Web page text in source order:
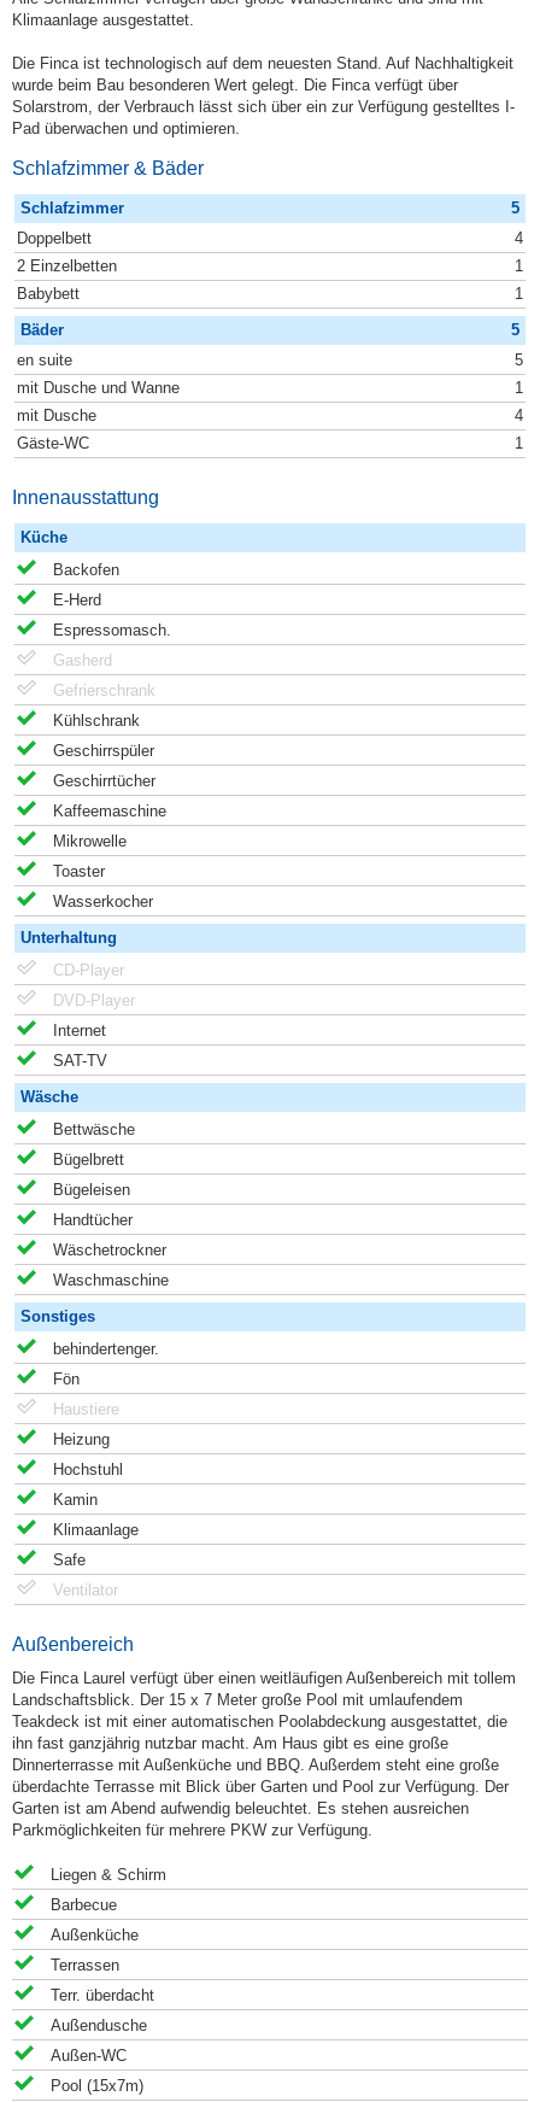
Klimaanlage ausgestattet.
Die Finca ist technologisch auf dem neuesten Stand. Auf Nachhaltigkeit
wurde beim Bau besonderen Wert gelegt. Die Finca verfügt über
Solarstrom, der Verbrauch lässt sich über ein zur Verfügung gestelltes I-
Pad überwachen und optimieren.
Schlafzimmer & Bäder
Schlafzimmer
5
Doppelbett
4
2 Einzelbetten
1
Babybett
1
Bäder
5
en suite
5
mit Dusche und Wanne
1
mit Dusche
4
Gäste-WC
1
Innenausstattung
Küche
Backofen
E-Herd
Espressomasch.
Gasherd
Gefrierschrank
Kühlschrank
Geschirrspüler
Geschirrtücher
Kaffeemaschine
Mikrowelle
Toaster
Wasserkocher
Unterhaltung
CD-Player
DVD-Player
Internet
SAT-TV
Wäsche
Bettwäsche
Bügelbrett
Bügeleisen
Handtücher
Wäschetrockner
Waschmaschine
Sonstiges
behindertenger.
Fön
Haustiere
Heizung
Hochstuhl
Kamin
Klimaanlage
Safe
Ventilator
Außenbereich
Die Finca Laurel verfügt über einen weitläufigen Außenbereich mit tollem
Landschaftsblick. Der 15 x 7 Meter große Pool mit umlaufendem
Teakdeck ist mit einer automatischen Poolabdeckung ausgestattet, die
ihn fast ganzjährig nutzbar macht. Am Haus gibt es eine große
Dinnerterrasse mit Außenküche und BBQ. Außerdem steht eine große
überdachte Terrasse mit Blick über Garten und Pool zur Verfügung. Der
Garten ist am Abend aufwendig beleuchtet. Es stehen ausreichen
Parkmöglichkeiten für mehrere PKW zur Verfügung.
Liegen & Schirm
Barbecue
Außenküche
Terrassen
Terr. überdacht
Außendusche
Außen-WC
Pool (15x7m)